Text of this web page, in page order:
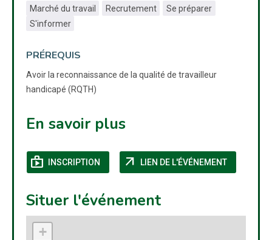
Marché du travail Recrutement
Se préparer
S'informer
PRÉREQUIS
Avoir la reconnaissance de la qualité de travailleur
handicapé (RQTH)
En savoir plus
shop INSCRIPTION(NOUVELLE FENÊTRE)
arrow_outward LIEN DE L'ÉVÉNEMENT
Situer l'événement
+